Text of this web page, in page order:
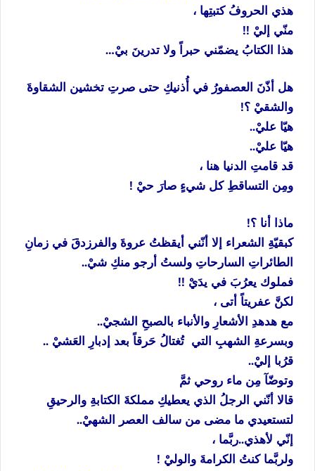
هذي الحروفُ كتبتِها ،
منّي إليْ !!
هذا الكتابُ يضمّني حبراً ولا تدرينَ بيْ…
هل أذّنَ العصفورُ في أُذنيكِ حتى صرتِ تخشين الشقاوةَ
والشقيْ ؟!
هيّا عليْ..
هيّا عليْ..
قد قامتِ الدنيا هنا ،
ومِن التساقطِ كل شيءٍ صارَ حيْ !
ماذا أنا ؟!
كبقيّةِ الشعراء إلا أنّني أيقظتُ عروةَ والفرزدقَ في زمانِ
الطائراتِ السارحاتِ ولستُ أرجو منكِ شيْ..
فملوك يعرُبَ في يدَيْ !!
لكنَّ عفريتاً أتى ،
مع هدهدِ الأشعارِ والأنباء بالصبحِ الشجيْ..
وبسرعةِ الشهبِ التي تُغتالُ حَرقاً بعد إدبارِ العَشيْ ..
قرُبا إليْ..
وتوضّآ مِن ماء روحي ثمَّ
قالا أنّني الرجلُ الذي يعطيكِ مملكةَ الكتابةِ والرحيقِ
لتستعيدي ما مضى من سالف العصر الشهيْ..
إنّي لأهذي..ربَّما ،
ولربَّما كنتُ الكرامةَ والوليْ !